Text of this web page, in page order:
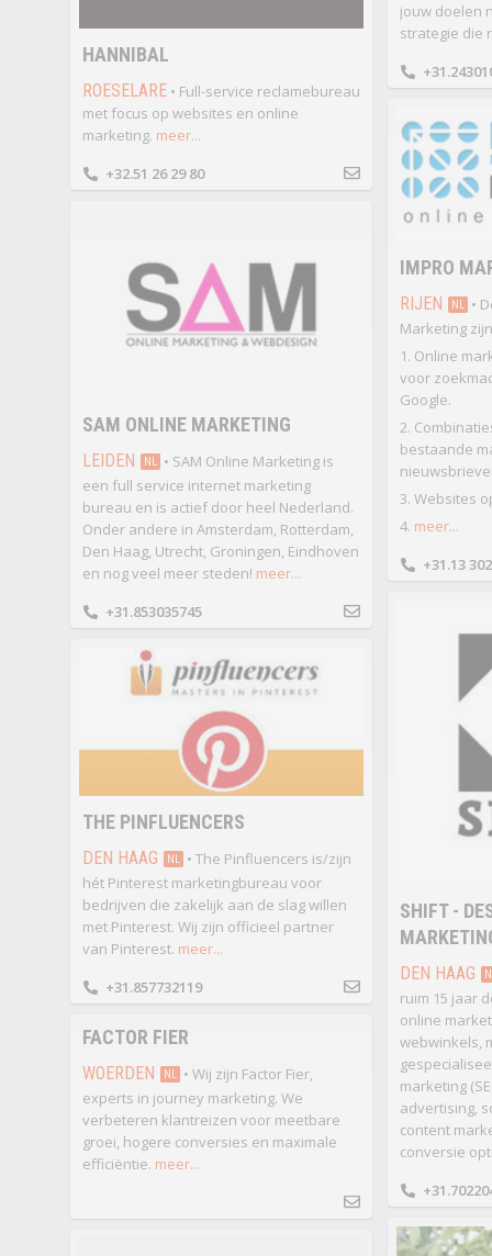
HANNIBAL
ROESELARE• Full-service reclamebureau
met focus op websites en online
marketing. meer...
+32.51 26 29 80
jouw doelen
strategie die
IMPRO
RIJEN NL •
Marketing
1. Online
voor
Google.
2.
bestaande
3. Websites
4. meer...
+31.13
SAM ONLINE MARKETING
LEIDEN NL • SAM Online Marketing is
een full service internet marketing
bureau en is actief door heel Nederland.
Onder andere in Amsterdam, Rotterdam,
Den Haag, Utrecht, Groningen, Eindhoven
en nog veel meer steden! meer...
+31.853035745
SHIFT -
DEN HAAG
ruim 15 jaar
online
webwinkels,
marketing
advertising,
content
conversie
THE PINFLUENCERS
DEN HAAG NL • The Pinfluencers is/zijn
hét Pinterest marketingbureau voor
bedrijven die zakelijk aan de slag willen
met Pinterest. Wij zijn officieel partner
van Pinterest. meer...
+31.857732119
FACTOR FIER
WOERDEN NL • Wij zijn Factor Fier,
experts in journey marketing. We
verbeteren klantreizen voor meetbare
groei, hogere conversies en maximale
efficiëntie. meer...